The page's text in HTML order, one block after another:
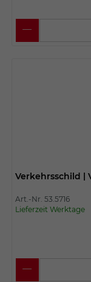
Verkehrsschild |
Art.-Nr. 53.5716
Lieferzeit Werktage